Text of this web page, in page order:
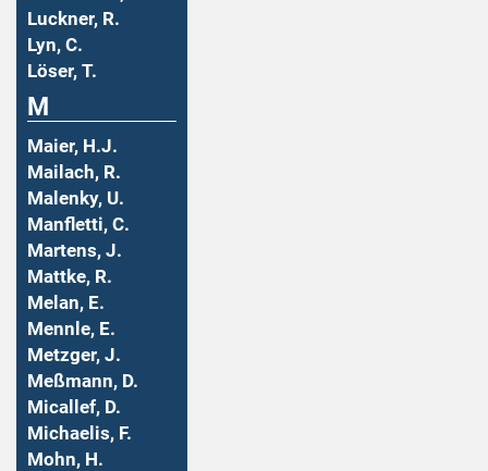
Luckner, R.
Lyn, C.
Löser, T.
M
Maier, H.J.
Mailach, R.
Malenky, U.
Manfletti, C.
Martens, J.
Mattke, R.
Melan, E.
Mennle, E.
Metzger, J.
Meßmann, D.
Micallef, D.
Michaelis, F.
Mohn, H.